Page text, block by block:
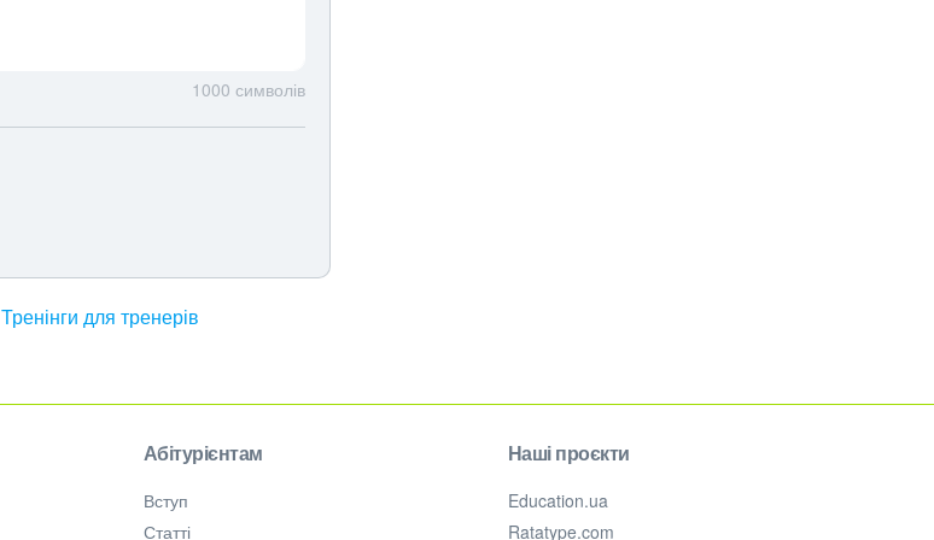
1000 символів
Тренінги для тренерів
Абітурієнтам
Вступ
Статті
Наші проєкти
Education.ua
Ratatype.com